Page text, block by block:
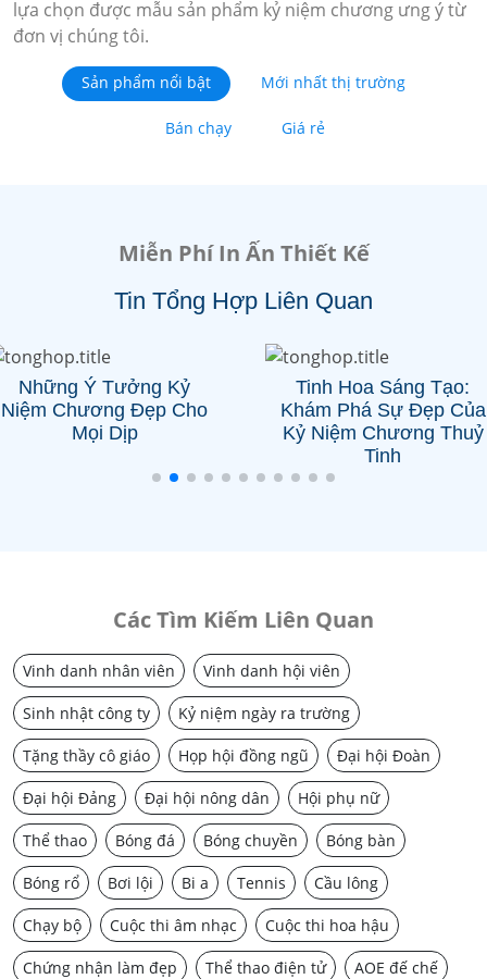
lựa chọn được mẫu sản phẩm kỷ niệm chương ưng ý từ
đơn vị chúng tôi.
Sản phẩm nổi bật Mới nhất thị trường
Bán chạy Giá rẻ
Miễn Phí In Ấn Thiết Kế
Tin Tổng Hợp Liên Quan
Những Ý Tưởng Kỷ
Niệm Chương Đẹp Cho
Mọi Dịp
Tinh Hoa Sáng Tạo:
Khám Phá Sự Đẹp Của
Kỷ Niệm Chương Thuỷ
Tinh
Các Tìm Kiếm Liên Quan
Vinh danh nhân viên Vinh danh hội viên
Sinh nhật công ty Kỷ niệm ngày ra trường
Tặng thầy cô giáo Họp hội đồng ngũ Đại hội Đoàn
Đại hội Đảng Đại hội nông dân Hội phụ nữ
Thể thao Bóng đá Bóng chuyền Bóng bàn
Bóng rổ Bơi lội Bi a Tennis Cầu lông
Chạy bộ Cuộc thi âm nhạc Cuộc thi hoa hậu
Chứng nhận làm đẹp Thể thao điện tử AOE đế chế